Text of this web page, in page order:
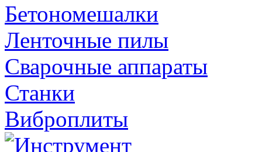
Бетономешалки
Ленточные пилы
Сварочные аппараты
Станки
Виброплиты